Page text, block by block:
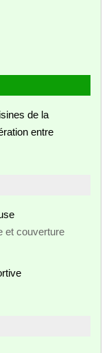
de la
entre
et couverture